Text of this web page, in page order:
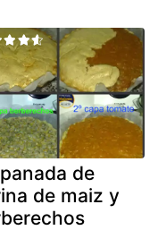
de
de maiz y